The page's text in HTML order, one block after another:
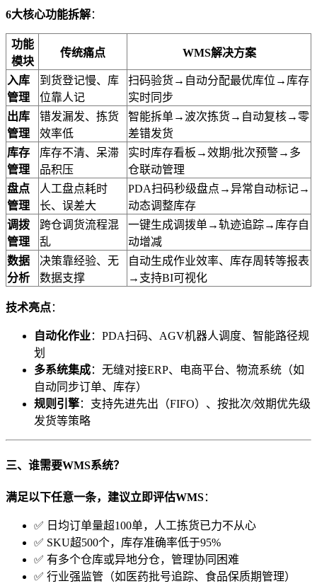
​6大核心功能拆解​​：
​功能
模块​
​传统痛点​ ​WMS解决方案​
​入库
管理​
到货登记慢、库
位靠人记
扫码验货→自动分配最优库位→库存
实时同步
​出库
管理​
错发漏发、拣货
效率低
智能拆单→波次拣货→自动复核→零
差错发货
​库存
管理​
库存不清、呆滞
品积压
实时库存看板→效期/批次预警→多
仓联动管理
​盘点
管理​
人工盘点耗时
长、误差大
PDA扫码秒级盘点→异常自动标记→
动态调整库存
​调拨
管理​
跨仓调货流程混
乱
一键生成调拨单→轨迹追踪→库存自
动增减
​数据
分析​
决策靠经验、无
数据支撑
自动生成作业效率、库存周转等报表
→支持BI可视化
​技术亮点​​：
​自动化作业​​：PDA扫码、AGV机器人调度、智能路径规
划
​多系统集成​​：无缝对接ERP、电商平台、物流系统（如
自动同步订单、库存）
​规则引擎​​：支持先进先出（FIFO）、按批次/效期优先级
发货等策略
​三、谁需要WMS系统？​
​满足以下任意一条，建议立即评估WMS​​：
✅ 日均订单量超100单，人工拣货已力不从心
✅ SKU超500个，库存准确率低于95%
✅ 有多个仓库或异地分仓，管理协同困难
✅ 行业强监管（如医药批号追踪、食品保质期管理）